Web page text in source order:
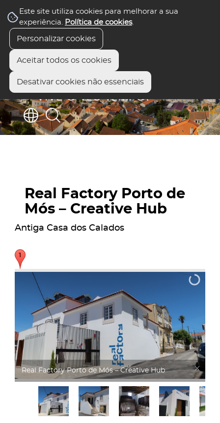
Este site utiliza cookies para melhorar a sua
experiência. Política de cookies.
Personalizar cookies
Aceitar todos os cookies
Desativar cookies não essenciais
Real Factory Porto de
Mós – Creative Hub
Antiga Casa dos Calados
Real Factory Porto de Mós – Creative Hub